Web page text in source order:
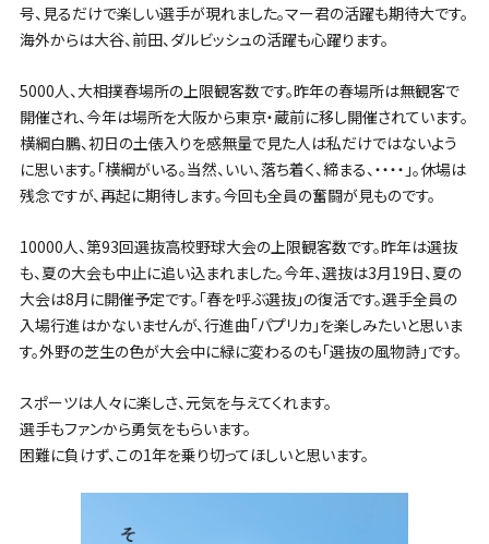
号、見るだけで楽しい選手が現れました。マー君の活躍も期待大です。
海外からは大谷、前田、ダルビッシュの活躍も心躍ります。
5000人、大相撲春場所の上限観客数です。昨年の春場所は無観客で
開催され、今年は場所を大阪から東京・蔵前に移し開催されています。
横綱白鵬、初日の土俵入りを感無量で見た人は私だけではないよう
に思います。「横綱がいる。当然、いい、落ち着く、締まる、・・・・」。休場は
残念ですが、再起に期待します。今回も全員の奮闘が見ものです。
10000人、第93回選抜高校野球大会の上限観客数です。昨年は選抜
も、夏の大会も中止に追い込まれました。今年、選抜は3月19日、夏の
大会は8月に開催予定です。「春を呼ぶ選抜」の復活です。選手全員の
入場行進はかないませんが、行進曲「パプリカ」を楽しみたいと思いま
す。外野の芝生の色が大会中に緑に変わるのも「選抜の風物詩」です。
スポーツは人々に楽しさ、元気を与えてくれます。
選手もファンから勇気をもらいます。
困難に負けず、この1年を乗り切ってほしいと思います。